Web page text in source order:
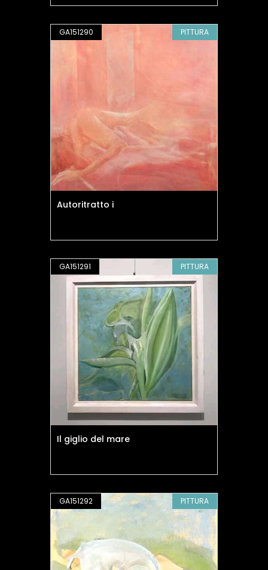
GA151290 PITTURA
Autoritratto i
GA151291 PITTURA
Il giglio del mare
GA151292 PITTURA